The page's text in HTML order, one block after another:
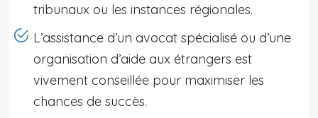
tribunaux ou les instances régionales.
L’assistance d’un avocat spécialisé ou d’une
organisation d’aide aux étrangers est
vivement conseillée pour maximiser les
chances de succès.